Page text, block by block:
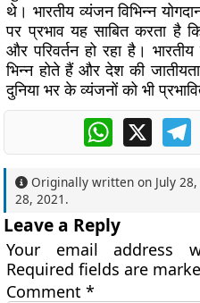
थे। भारतीय व्यंजन विभिन्न
पर प्रभाव यह साबित करता है
और परिवर्तन हो रहा है।
भिन्न होते हैं और देश की
दुनिया भर के व्यंजनों को भी
WhatsApp
X
Originally written on July
28, 2021 .
Leave a Reply
Your email address
Required fields are
Comment*